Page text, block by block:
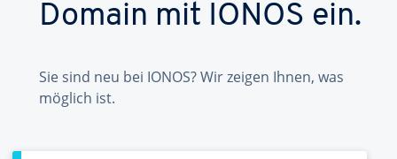
Domain mit IONOS ein.
Sie sind neu bei IONOS? Wir zeigen Ihnen, was
möglich ist.